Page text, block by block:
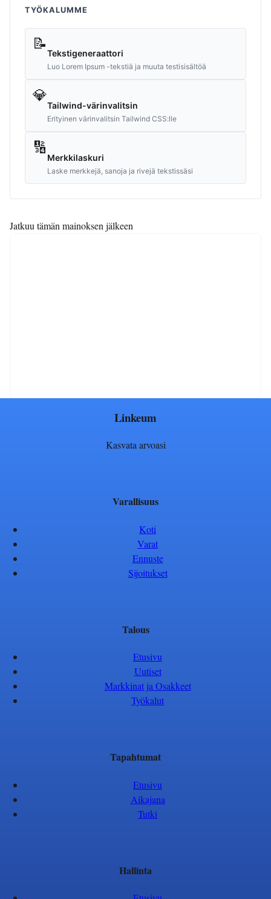
TYÖKALUMME
📝
Tekstigeneraattori
Luo Lorem Ipsum -tekstiä ja muuta testisisältöä
💎
Tailwind-värinvalitsin
Erityinen värinvalitsin Tailwind CSS:lle
🔢
Merkkilaskuri
Laske merkkejä, sanoja ja rivejä tekstissäsi
Jatkuu tämän mainoksen jälkeen
Linkeum
Kasvata arvoasi
Varallisuus
Koti
Varat
Ennuste
Sijoitukset
Talous
Etusivu
Uutiset
Markkinat ja Osakkeet
Työkalut
Tapahtumat
Etusivu
Aikajana
Tutki
Hallinta